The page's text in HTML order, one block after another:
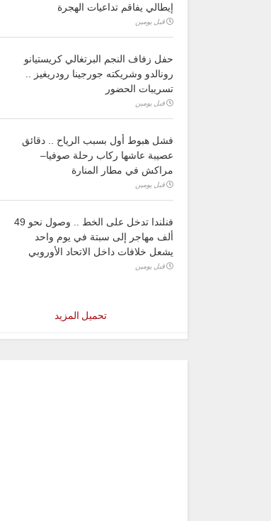
إيطالي يفاقم تداعيات الهجرة
قبل يومين
حفل زفاف النجم البرتغالي كريستيانو
رونالدو وشريكته جورجينا رودريغيز ..
تسريبات الحضور
قبل يومين
فشل هبوط أول بسبب الرياح .. دقائق
عصيبة عاشها ركاب رحلة صوفيا–
مراكش في مطار المنارة
قبل يومين
فنلندا تدخل على الخط .. وصول نحو 49
ألف مهاجر إلى سبتة في يوم واحد
يشعل خلافات داخل الاتحاد الأوروبي
قبل يومين
تحميل المزيد